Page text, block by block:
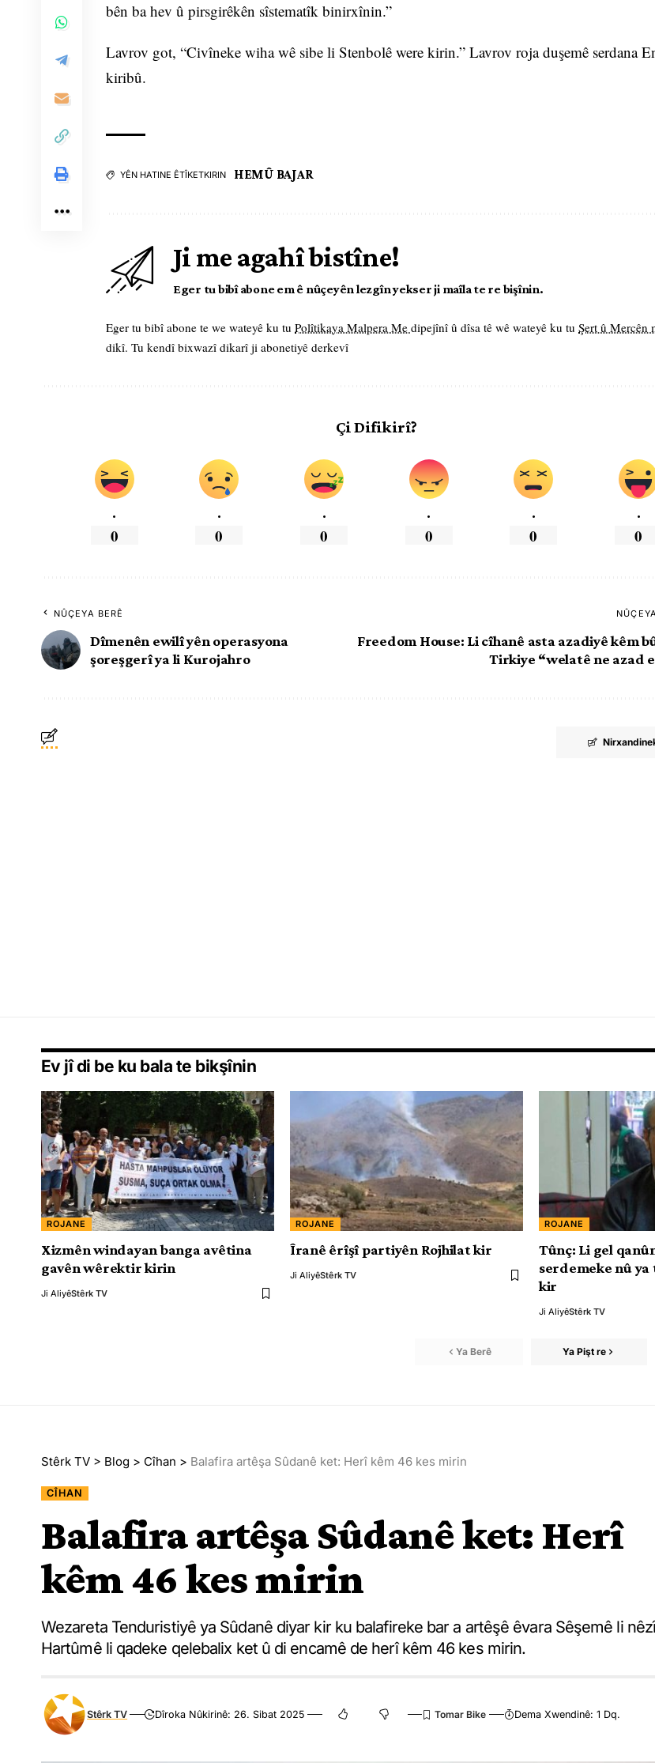
bên ba hev û pirsgirêkên sîstematîk binirxînin.”
Lavrov got, “Civîneke wiha wê sibe li Stenbolê were kirin.” Lavrov roja duşemê serdana
kiribû.
YÊN HATINE ÊTÎKETKIRIN HEMÛ BAJAR
Ji me agahî bistîne!
Eger tu bibî abone em ê nûçeyên lezgîn yekser ji maîla te re bişînin.
Eger tu bibî abone te we wateyê ku tu Polîtikaya Malpera Me dipejînî û dîsa tê wê wateyê ku tu Şert û Mercên
dikî. Tu kendî bixwazî dikarî ji abonetiyê derkevî
Çi Difikirî?
.
0
.
0
.
0
.
0
.
0
.
0
NÛÇEYA BERÊ
Dîmenên ewilî yên operasyona
şoreşgerî ya li Kurojahro
Freedom House: Li cîhanê asta azadiyê kêm
Tirkiye “welatê ne azad
Ev jî di be ku bala te bikşînin
ROJANE
Xizmên windayan banga avêtina
gavên wêrektir kirin
Ji AliyêStêrk TV
ROJANE
Îranê êrîşî partiyên Rojhilat kir
Ji AliyêStêrk TV
ROJANE
Tûnç: Li gel
serdemeke nû
kir
Ji AliyêStêrk TV
Ya Berê Ya Pişt re
Stêrk TV > Blog > Cîhan > Balafira artêşa Sûdanê ket: Herî kêm 46 kes mirin
CÎHAN
Balafira artêşa Sûdanê ket: Herî
kêm 46 kes mirin
Wezareta Tenduristiyê ya Sûdanê diyar kir ku balafireke bar a artêşê êvara Sêşemê li
Hartûmê li qadeke qelebalix ket û di encamê de herî kêm 46 kes mirin.
Stêrk TV Dîroka Nûkirinê: 26. Sibat 2025 Dema Xwendinê: 1 Dq.